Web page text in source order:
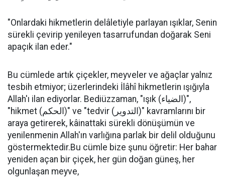
"Onlardaki hikmetlerin delâletiyle parlayan ışıklar, Senin
sürekli çevirip yenileyen tasarrufundan doğarak Seni
apaçık ilan eder."
Bu cümlede artık çiçekler, meyveler ve ağaçlar yalnız
tesbih etmiyor; üzerlerindeki İlâhî hikmetlerin ışığıyla
Allah'ı ilan ediyorlar. Bediüzzaman, "ışık (الضياء)",
"hikmet (الحكم)" ve "tedvir (التدوير)" kavramlarını bir
araya getirerek, kâinattaki sürekli dönüşümün ve
yenilenmenin Allah'ın varlığına parlak bir delil olduğunu
göstermektedir.Bu cümle bize şunu öğretir: Her bahar
yeniden açan bir çiçek, her gün doğan güneş, her
olgunlaşan meyve,